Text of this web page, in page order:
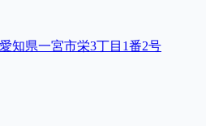
知県一宮市栄3丁目1番2号